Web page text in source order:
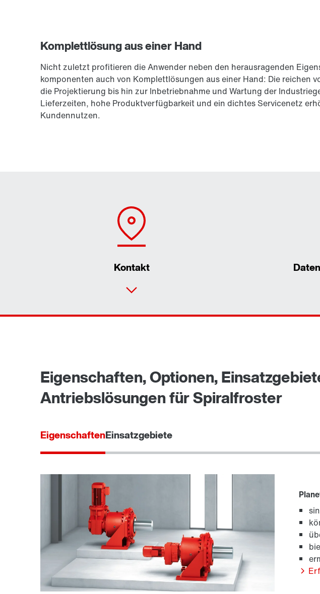
Komplettlösung aus einer Hand
Nicht zuletzt profitieren die Anwender neben den herausragenden
komponenten auch von Komplett­lösungen aus einer Hand: Die reichen
die Projektierung bis hin zur In­betrieb­nah­me und Wartung der
Lieferzeiten, hohe Produktverfügbarkeit und ein dichtes Servicenetz
Kundennutzen.
Kontakt
Eigenschaften, Optionen,
Antriebslösungen für Spiralfroster
EigenschaftenEinsatzgebiete